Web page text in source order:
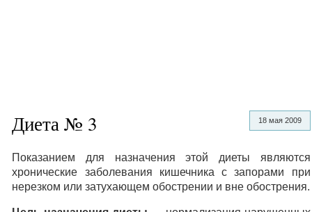
18 мая 2009
Диета № 3
Показанием для назначения этой диеты являются
хронические заболевания кишечника с запорами при
нерезком или затухающем обострении и вне обострения.